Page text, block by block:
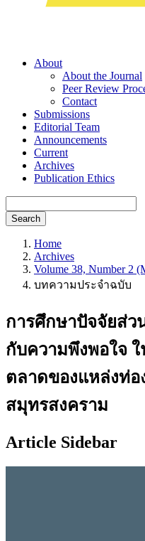
About
About the Journal
Peer Review
Contact
Submissions
Editorial Team
Announcements
Current
Archives
Publication Ethics
Search
Home
Archives
Volume 38, Number 2
บทความประจำฉบับ
การศึกษาปัจจัยส่ว
กับความพึงพอใจ
ตลาดของแหล่งท่อ
สมุทรสงคราม
Article Sidebar